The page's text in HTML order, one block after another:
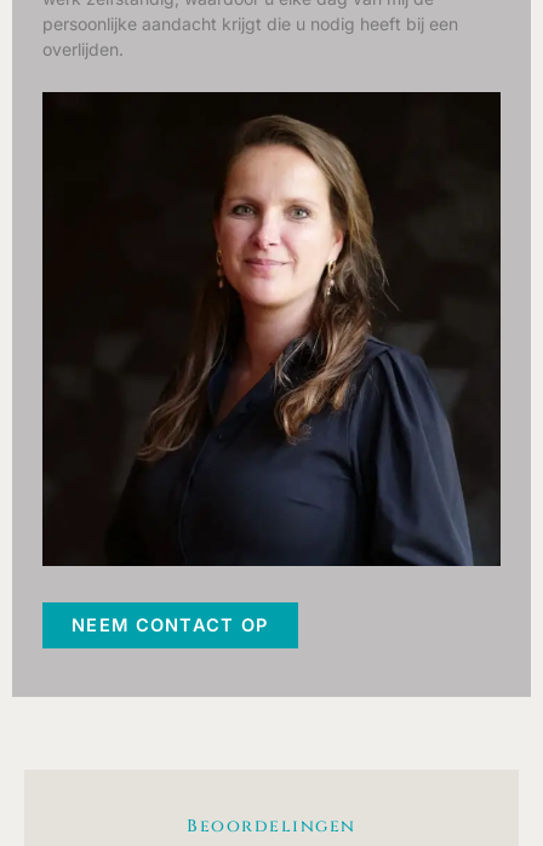
persoonlijke aandacht krijgt die u nodig heeft bij een
overlijden.
NEEM CONTACT OP
Beoordelingen